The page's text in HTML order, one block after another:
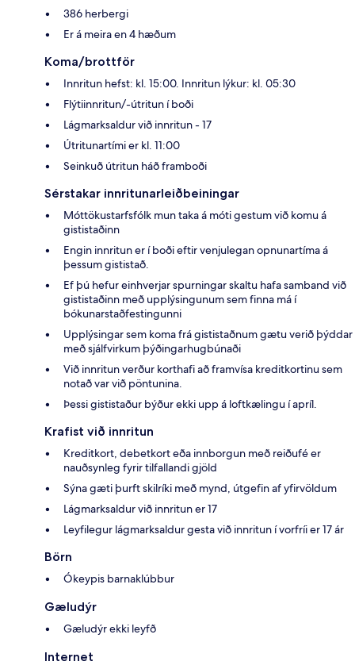
386 herbergi
Er á meira en 4 hæðum
Koma/brottför
Innritun hefst: kl. 15:00. Innritun lýkur: kl. 05:30
Flýtiinnritun/-útritun í boði
Lágmarksaldur við innritun - 17
Útritunartími er kl. 11:00
Seinkuð útritun háð framboði
Sérstakar innritunarleiðbeiningar
Móttökustarfsfólk mun taka á móti gestum við komu á
gististaðinn
Engin innritun er í boði eftir venjulegan opnunartíma á
þessum gististað.
Ef þú hefur einhverjar spurningar skaltu hafa samband við
gististaðinn með upplýsingunum sem finna má í
bókunarstaðfestingunni
Upplýsingar sem koma frá gististaðnum gætu verið þýddar
með sjálfvirkum þýðingarhugbúnaði
Við innritun verður korthafi að framvísa kreditkortinu sem
notað var við pöntunina.
Þessi gististaður býður ekki upp á loftkælingu í apríl.
Krafist við innritun
Kreditkort, debetkort eða innborgun með reiðufé er
nauðsynleg fyrir tilfallandi gjöld
Sýna gæti þurft skilríki með mynd, útgefin af yfirvöldum
Lágmarksaldur við innritun er 17
Leyfilegur lágmarksaldur gesta við innritun í vorfríi er 17 ár
Börn
Ókeypis barnaklúbbur
Gæludýr
Gæludýr ekki leyfð
Internet